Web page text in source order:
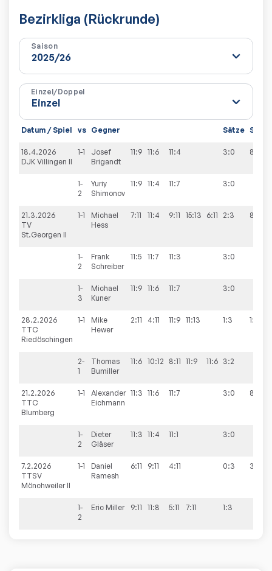
Bezirkliga (Rückrunde)
Saison
Einzel/Doppel
Datum / Spiel vs Gegner Sätze
18.4.2026
DJK Villingen II
1-1
Josef
Brigandt
11:9 11:6 11:4 3:0 8:0
1-
2
Yuriy
Shimonov
11:9 11:4 11:7 3:0
21.3.2026
TV
St.Georgen II
1-1
Michael
Hess
7:11 11:4 9:11 15:13 6:11 2:3 8:5
1-
2
Frank
Schreiber
11:5 11:7 11:3 3:0
1-
3
Michael
Kuner
11:9 11:6 11:7 3:0
28.2.2026
TTC
Riedöschingen
1-1
Mike
Hewer
2:11 4:11 11:9 11:13 1:3 1:8
2-
1
Thomas
Bumiller
11:6 10:12 8:11 11:9 11:6 3:2
21.2.2026
TTC
Blumberg
1-1
Alexander
Eichmann
11:3 11:6 11:7 3:0 8:0
1-
2
Dieter
Gläser
11:3 11:4 11:1 3:0
7.2.2026
TTSV
Mönchweiler II
1-1
Daniel
Ramesh
6:11 9:11 4:11 0:3 3:8
1-
2
Eric Miller 9:11 11:8 5:11 7:11 1:3